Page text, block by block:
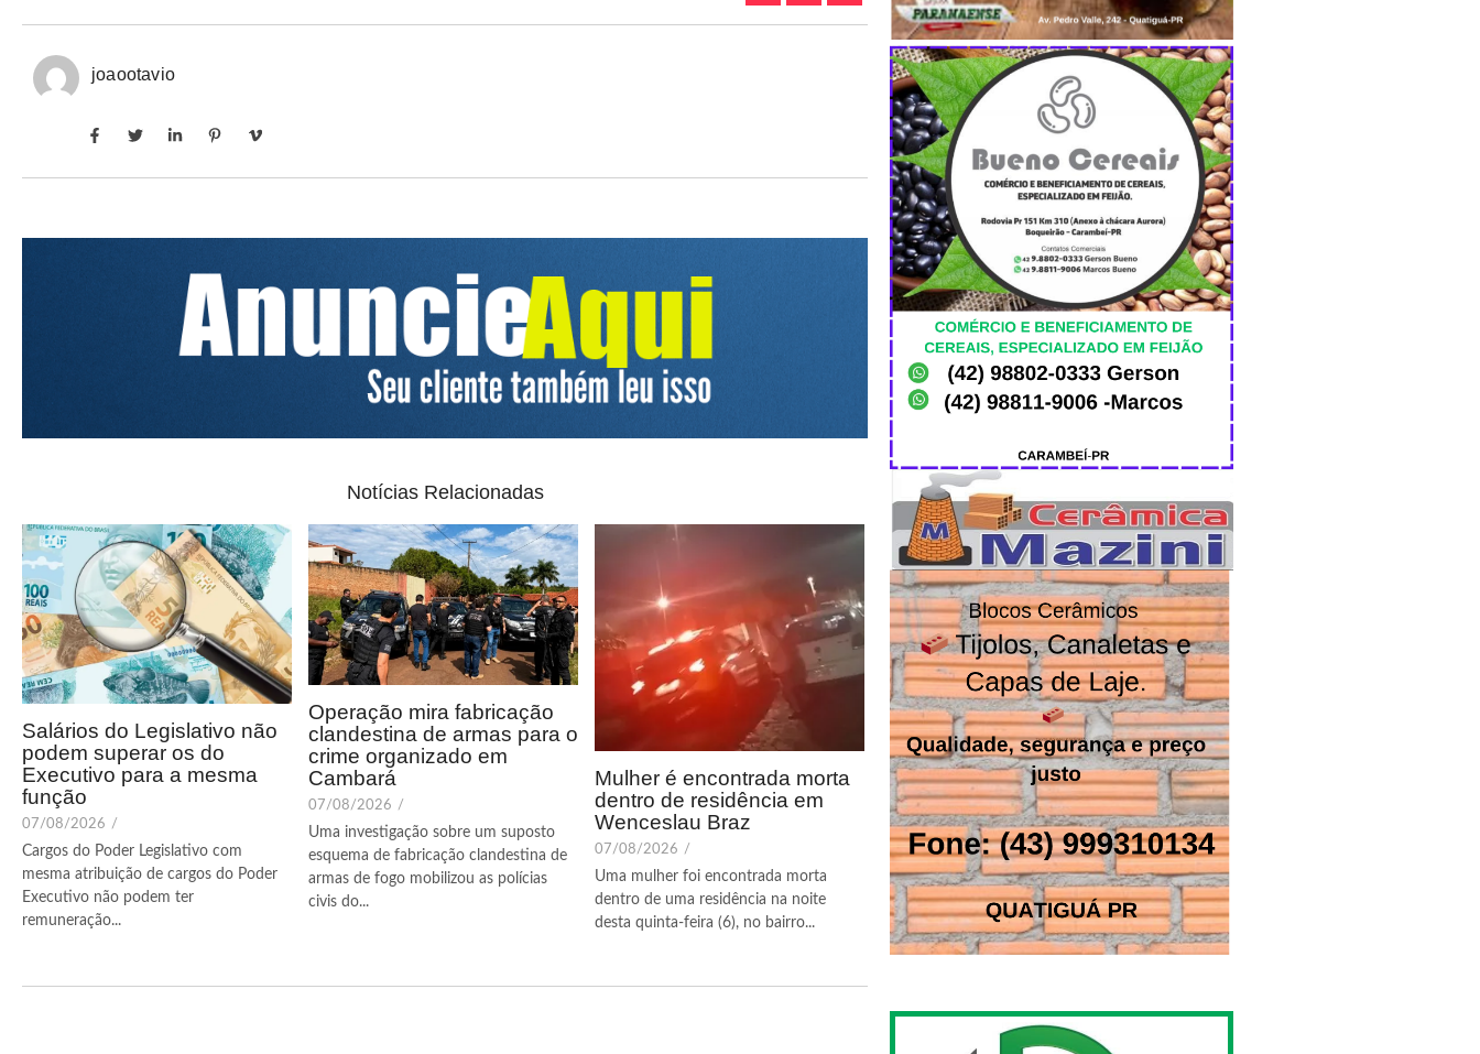
joaootavio
Notícias Relacionadas
Salários do Legislativo não
podem superar os do
Executivo para a mesma
função
07/08/2026 /
Cargos do Poder Legislativo com
mesma atribuição de cargos do Poder
Executivo não podem ter
remuneração...
Operação mira fabricação
clandestina de armas para o
crime organizado em
Cambará
07/08/2026 /
Uma investigação sobre um suposto
esquema de fabricação clandestina de
armas de fogo mobilizou as polícias
civis do...
Mulher é encontrada morta
dentro de residência em
Wenceslau Braz
07/08/2026 /
Uma mulher foi encontrada morta
dentro de uma residência na noite
desta quinta-feira (6), no bairro...